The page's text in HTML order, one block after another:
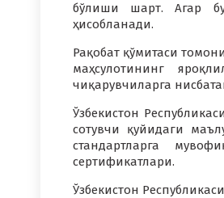
бўлиши шарт. Агар
ҳисобланади.
Рақобат қўмитаси
маҳсулотининг
чиқарувчиларга
Ўзбекистон
сотувчи қуйидаги
стандартларга
сертификатлари.
Ўзбекистон